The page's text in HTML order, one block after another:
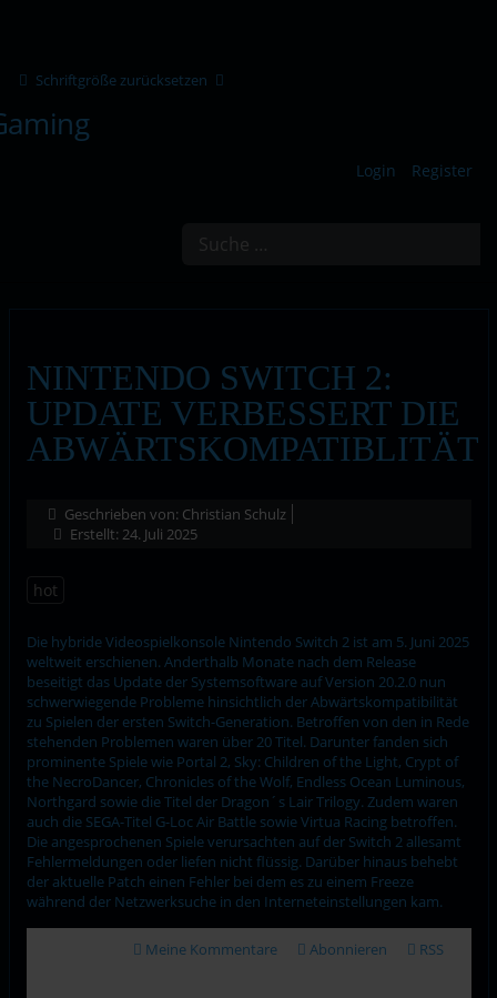
Schriftgröße zurücksetzen
Login Register
NINTENDO SWITCH 2:
UPDATE VERBESSERT DIE
ABWÄRTSKOMPATIBLITÄT
Geschrieben von: Christian Schulz
Erstellt: 24. Juli 2025
hot
Die hybride Videospielkonsole Nintendo Switch 2 ist am 5. Juni 2025
weltweit erschienen. Anderthalb Monate nach dem Release
beseitigt das Update der Systemsoftware auf Version 20.2.0 nun
schwerwiegende Probleme hinsichtlich der Abwärtskompatibilität
zu Spielen der ersten Switch-Generation. Betroffen von den in Rede
stehenden Problemen waren über 20 Titel. Darunter fanden sich
prominente Spiele wie Portal 2, Sky: Children of the Light, Crypt of
the NecroDancer, Chronicles of the Wolf, Endless Ocean Luminous,
Northgard sowie die Titel der Dragon´s Lair Trilogy. Zudem waren
auch die SEGA-Titel G-Loc Air Battle sowie Virtua Racing betroffen.
Die angesprochenen Spiele verursachten auf der Switch 2 allesamt
Fehlermeldungen oder liefen nicht flüssig. Darüber hinaus behebt
der aktuelle Patch einen Fehler bei dem es zu einem Freeze
während der Netzwerksuche in den Interneteinstellungen kam.
Meine Kommentare Abonnieren RSS